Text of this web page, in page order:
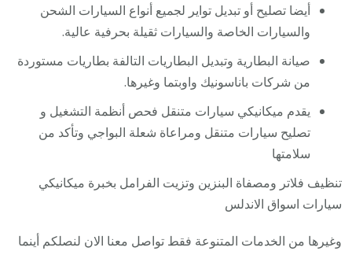
أيضا تصليح أو تبديل تواير لجميع أنواع السيارات الشحن
والسيارات الخاصة والسيارات ثقيلة بحرفية عالية.
صيانة البطارية وتبديل البطاريات التالفة بطاريات مستوردة
من شركات باناسونيك واوبتما وغيرها.
يقدم ميكانيكي سيارات متنقل فحص أنظمة التشغيل و
تصليح سيارات متنقل ومراعاة شعلة البواجي وتأكد من
سلامتها
تنظيف فلاتر ومصفاة البنزين وتزيت الفرامل بخبرة ميكانيكي
سيارات اسواق الاندلس
وغيرها من الخدمات المتنوعة فقط تواصل معنا الان لنصلكم أينما